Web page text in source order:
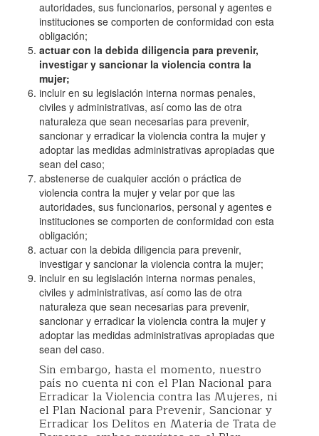
autoridades, sus funcionarios, personal y agentes e
instituciones se comporten de conformidad con esta
obligación;
actuar con la debida diligencia para prevenir,
investigar y sancionar la violencia contra la
mujer;
incluir en su legislación interna normas penales,
civiles y administrativas, así como las de otra
naturaleza que sean necesarias para prevenir,
sancionar y erradicar la violencia contra la mujer y
adoptar las medidas administrativas apropiadas que
sean del caso;
abstenerse de cualquier acción o práctica de
violencia contra la mujer y velar por que las
autoridades, sus funcionarios, personal y agentes e
instituciones se comporten de conformidad con esta
obligación;
actuar con la debida diligencia para prevenir,
investigar y sancionar la violencia contra la mujer;
incluir en su legislación interna normas penales,
civiles y administrativas, así como las de otra
naturaleza que sean necesarias para prevenir,
sancionar y erradicar la violencia contra la mujer y
adoptar las medidas administrativas apropiadas que
sean del caso.
Sin embargo, hasta el momento, nuestro
país no cuenta ni con el Plan Nacional para
Erradicar la Violencia contra las Mujeres, ni
el Plan Nacional para Prevenir, Sancionar y
Erradicar los Delitos en Materia de Trata de